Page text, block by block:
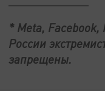
* Meta,
России
запрещены.